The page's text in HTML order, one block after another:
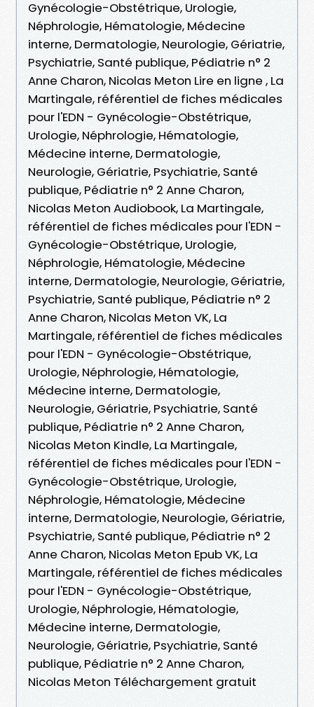
Gynécologie-Obstétrique, Urologie,
Néphrologie, Hématologie, Médecine
interne, Dermatologie, Neurologie, Gériatrie,
Psychiatrie, Santé publique, Pédiatrie n° 2
Anne Charon, Nicolas Meton Lire en ligne , La
Martingale, référentiel de fiches médicales
pour l'EDN - Gynécologie-Obstétrique,
Urologie, Néphrologie, Hématologie,
Médecine interne, Dermatologie,
Neurologie, Gériatrie, Psychiatrie, Santé
publique, Pédiatrie n° 2 Anne Charon,
Nicolas Meton Audiobook, La Martingale,
référentiel de fiches médicales pour l'EDN -
Gynécologie-Obstétrique, Urologie,
Néphrologie, Hématologie, Médecine
interne, Dermatologie, Neurologie, Gériatrie,
Psychiatrie, Santé publique, Pédiatrie n° 2
Anne Charon, Nicolas Meton VK, La
Martingale, référentiel de fiches médicales
pour l'EDN - Gynécologie-Obstétrique,
Urologie, Néphrologie, Hématologie,
Médecine interne, Dermatologie,
Neurologie, Gériatrie, Psychiatrie, Santé
publique, Pédiatrie n° 2 Anne Charon,
Nicolas Meton Kindle, La Martingale,
référentiel de fiches médicales pour l'EDN -
Gynécologie-Obstétrique, Urologie,
Néphrologie, Hématologie, Médecine
interne, Dermatologie, Neurologie, Gériatrie,
Psychiatrie, Santé publique, Pédiatrie n° 2
Anne Charon, Nicolas Meton Epub VK, La
Martingale, référentiel de fiches médicales
pour l'EDN - Gynécologie-Obstétrique,
Urologie, Néphrologie, Hématologie,
Médecine interne, Dermatologie,
Neurologie, Gériatrie, Psychiatrie, Santé
publique, Pédiatrie n° 2 Anne Charon,
Nicolas Meton Téléchargement gratuit